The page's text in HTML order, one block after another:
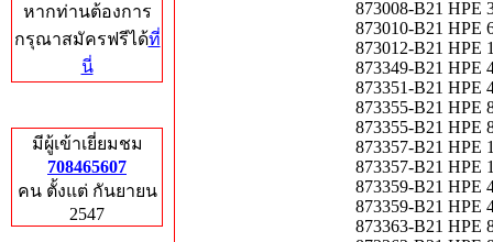
หากท่านต้องการ
กรุณาสมัครฟรีได้ที่
นี่
มีผู้เข้าเยี่ยมชม
708465607
คน ตั้งแต่ กันยายน
2547
873008-B21 HPE
873010-B21 HPE
873012-B21 HPE
873349-B21 HPE
873351-B21 HPE
873355-B21 HPE
873355-B21 HPE
873357-B21 HPE
873357-B21 HPE
873359-B21 HPE
873359-B21 HPE
873363-B21 HPE